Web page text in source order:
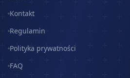
Kontakt
Regulamin
Polityka prywatności
FAQ